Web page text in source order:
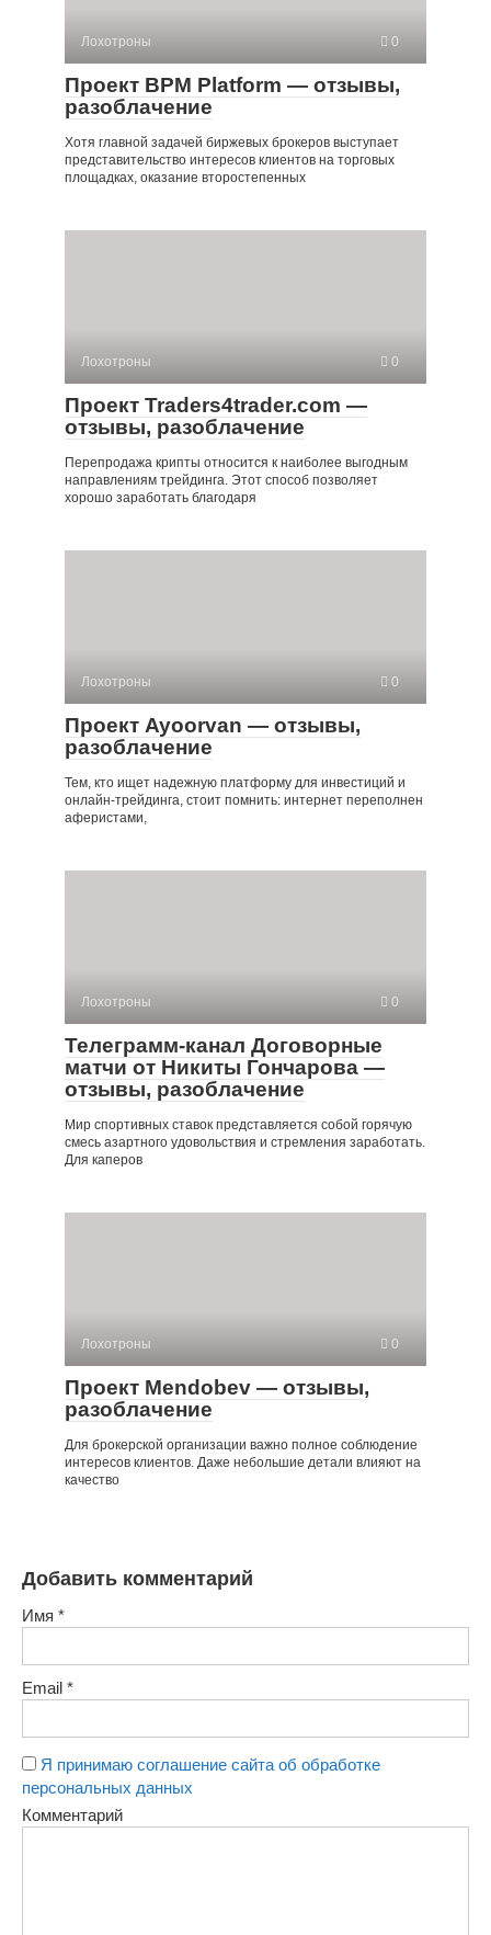
Лохотроны 0
Проект BPM Platform — отзывы,
разоблачение
Хотя главной задачей биржевых брокеров выступает
представительство интересов клиентов на торговых
площадках, оказание второстепенных
Лохотроны 0
Проект Traders4trader.com —
отзывы, разоблачение
Перепродажа крипты относится к наиболее выгодным
направлениям трейдинга. Этот способ позволяет
хорошо заработать благодаря
Лохотроны 0
Проект Ayoorvan — отзывы,
разоблачение
Тем, кто ищет надежную платформу для инвестиций и
онлайн-трейдинга, стоит помнить: интернет переполнен
аферистами,
Лохотроны 0
Телеграмм-канал Договорные
матчи от Никиты Гончарова —
отзывы, разоблачение
Мир спортивных ставок представляется собой горячую
смесь азартного удовольствия и стремления заработать.
Для каперов
Лохотроны 0
Проект Mendobev — отзывы,
разоблачение
Для брокерской организации важно полное соблюдение
интересов клиентов. Даже небольшие детали влияют на
качество
Добавить комментарий
Имя *
Email *
Я принимаю соглашение сайта об обработке
персональных данных
Комментарий